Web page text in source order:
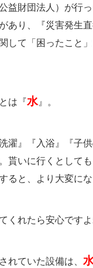
益財団法人）が行
あり、『災害発生
して「困ったこと
は『水』。
濯』『入浴』『子
貰いに行くとして
ると、より大変にな
くれたら安心ですよ
れていた設備は、